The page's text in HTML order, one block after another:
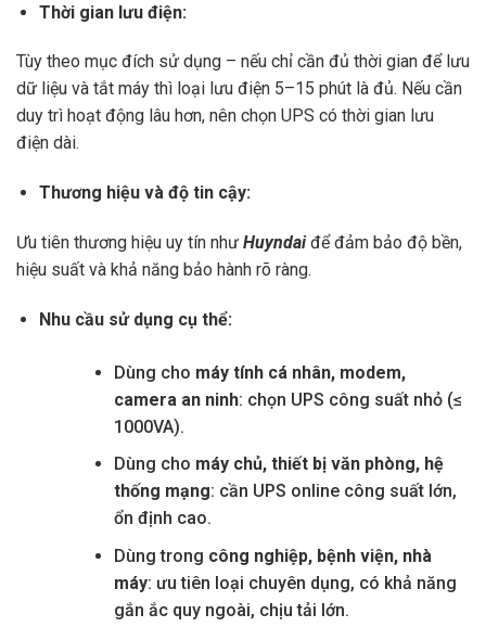
Thời gian lưu điện:
Tùy theo mục đích sử dụng – nếu chỉ cần đủ thời gian để lưu
dữ liệu và tắt máy thì loại lưu điện 5–15 phút là đủ. Nếu cần
duy trì hoạt động lâu hơn, nên chọn UPS có thời gian lưu
điện dài.
Thương hiệu và độ tin cậy:
Ưu tiên thương hiệu uy tín như Huyndai để đảm bảo độ bền,
hiệu suất và khả năng bảo hành rõ ràng.
Nhu cầu sử dụng cụ thể:
Dùng cho máy tính cá nhân, modem,
camera an ninh: chọn UPS công suất nhỏ (≤
1000VA).
Dùng cho máy chủ, thiết bị văn phòng, hệ
thống mạng: cần UPS online công suất lớn,
ổn định cao.
Dùng trong công nghiệp, bệnh viện, nhà
máy: ưu tiên loại chuyên dụng, có khả năng
gắn ắc quy ngoài, chịu tải lớn.